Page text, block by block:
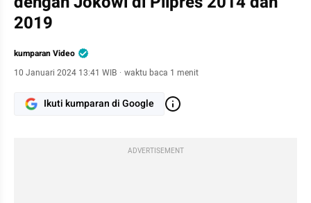
2019
kumparan Video
10 Januari 2024 13:41 WIB · waktu baca 1 menit
Ikuti kumparan di Google
ADVERTISEMENT